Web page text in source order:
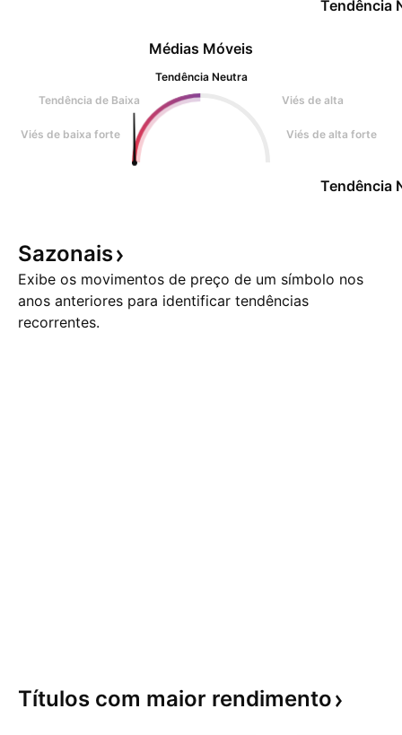
Tendência
Médias Móveis
Tendência Neutra
Tendência de Baixa
Viés de alta
Viés de baixa forte Viés de alta forte
Tendência
Sazonais
Exibe os movimentos de preço de um símbolo nos
anos anteriores para identificar tendências
recorrentes.
Títulos com maior rendimento